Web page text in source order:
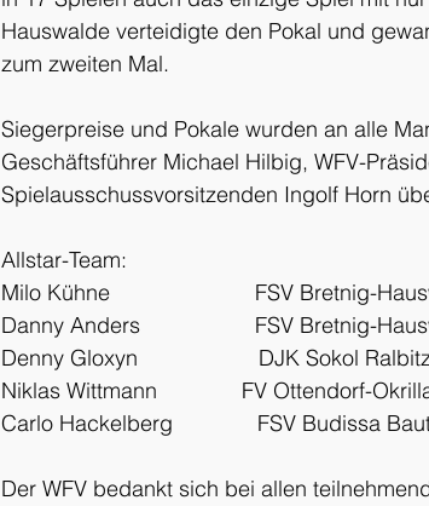
Hauswalde verteidigte den Pokal und
zum zweiten Mal.
Siegerpreise und Pokale wurden an alle
Geschäftsführer Michael Hilbig, WFV-
Spielausschussvorsitzenden Ingolf Horn
Allstar-Team:
Milo Kühne                        FSV Bretnig-
Danny Anders                   FSV Bretnig-
Denny Gloxyn                    DJK Sokol
Niklas Wittmann              FV Ottendorf-
Carlo Hackelberg              FSV Budissa
Der WFV bedankt sich bei allen